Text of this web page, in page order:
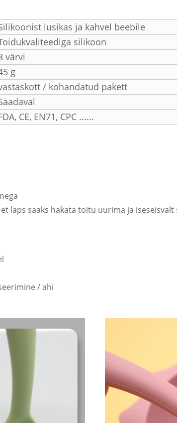
lusikas ja kahvel beebile
silikoon
värvi
g
/ kohandatud pakett
CE, EN71, CPC ......
laps saaks hakata toitu uurima ja
/ ahi